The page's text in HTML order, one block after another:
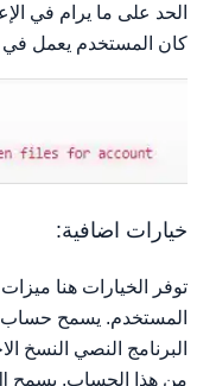
الحد على ما يرام في
كان المستخدم يعمل
خيارات اضافية:
توفر الخيارات هنا
المستخدم. يسمح حساب
البرنامج النصي النسخ